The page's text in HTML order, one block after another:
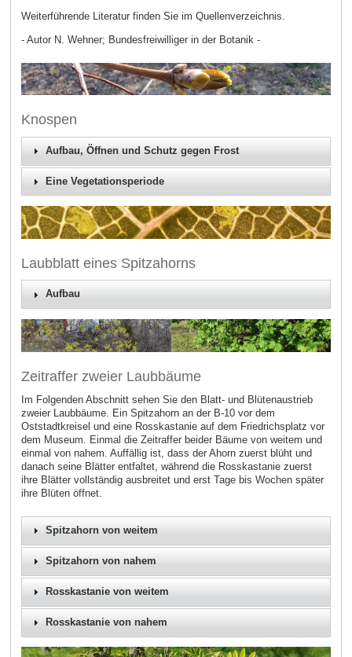
Weiterführende Literatur finden Sie im Quellenverzeichnis.
- Autor N. Wehner; Bundesfreiwilliger in der Botanik -
Knospen
Aufbau, Öffnen und Schutz gegen Frost
Eine Vegetationsperiode
Laubblatt eines Spitzahorns
Aufbau
Zeitraffer zweier Laubbäume
Im Folgenden Abschnitt sehen Sie den Blatt- und Blütenaustrieb
zweier Laubbäume. Ein Spitzahorn an der B-10 vor dem
Oststadtkreisel und eine Rosskastanie auf dem Friedrichsplatz vor
dem Museum. Einmal die Zeitraffer beider Bäume von weitem und
einmal von nahem. Auffällig ist, dass der Ahorn zuerst blüht und
danach seine Blätter entfaltet, während die Rosskastanie zuerst
ihre Blätter vollständig ausbreitet und erst Tage bis Wochen später
ihre Blüten öffnet.
Spitzahorn von weitem
Spitzahorn von nahem
Rosskastanie von weitem
Rosskastanie von nahem